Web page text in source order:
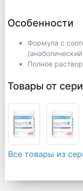
Особенности
Формула с
(анаболический
Полное
Товары от
Все товары из